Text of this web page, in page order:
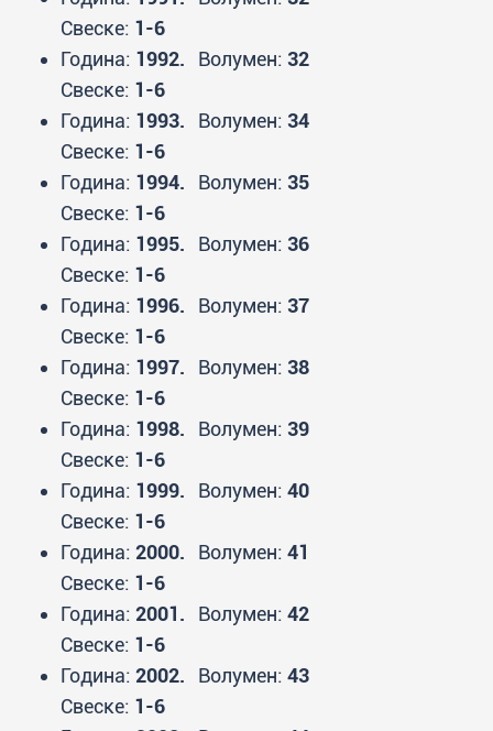
Свеске: 1-6
Година: 1992. Волумен: 32
Свеске: 1-6
Година: 1993. Волумен: 34
Свеске: 1-6
Година: 1994. Волумен: 35
Свеске: 1-6
Година: 1995. Волумен: 36
Свеске: 1-6
Година: 1996. Волумен: 37
Свеске: 1-6
Година: 1997. Волумен: 38
Свеске: 1-6
Година: 1998. Волумен: 39
Свеске: 1-6
Година: 1999. Волумен: 40
Свеске: 1-6
Година: 2000. Волумен: 41
Свеске: 1-6
Година: 2001. Волумен: 42
Свеске: 1-6
Година: 2002. Волумен: 43
Свеске: 1-6